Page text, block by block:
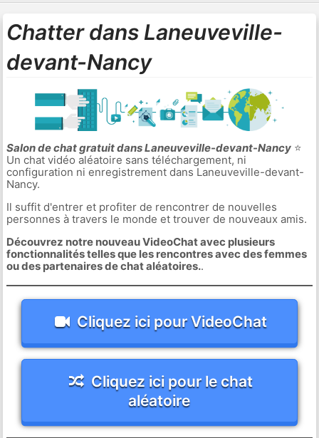
Chatter dans Laneuveville-
devant-Nancy
Salon de chat gratuit dans Laneuveville-devant-Nancy⭐
Un chat vidéo aléatoire sans téléchargement, ni
configuration ni enregistrement dans Laneuveville-devant-
Nancy.
Il suffit d'entrer et profiter de rencontrer de nouvelles
personnes à travers le monde et trouver de nouveaux amis.
Découvrez notre nouveau VideoChat avec plusieurs
fonctionnalités telles que les rencontres avec des femmes
ou des partenaires de chat aléatoires..
Cliquez ici pour VideoChat
Cliquez ici pour le chat
aléatoire